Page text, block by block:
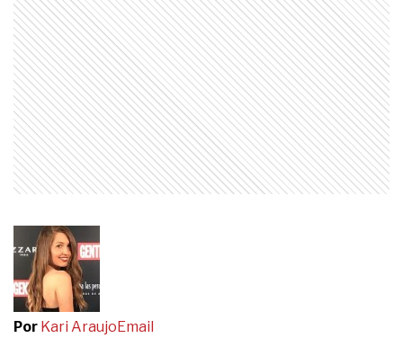
Por Kari AraujoEmail